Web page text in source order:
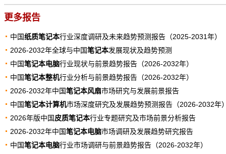
更多报告
中国纸质笔记本行业深度调研及未来趋势预测报告（2025-2031年）
2026-2032年全球与中国笔记本发展现状及趋势预测
中国笔记本电脑行业现状与前景趋势报告（2026-2032年）
中国笔记本整机行业分析与前景趋势报告（2026-2032年）
2026-2032年中国笔记本风扇市场研究与发展前景报告
中国笔记本计算机市场深度研究及发展趋势预测报告（2026-2032年
2026年版中国皮质笔记本行业专题研究及市场前景分析报告
2026-2032年中国笔记本电脑市场调研及发展趋势研究报告
中国笔记本电脑行业市场调研与前景趋势报告（2026-2032年）